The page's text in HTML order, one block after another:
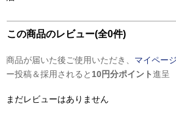
この商品のレビュー(全0件)
商品が届いた後ご使用いただき、 マイページ
ー投稿＆採用されると 10円分ポイント進呈
まだレビューはありません